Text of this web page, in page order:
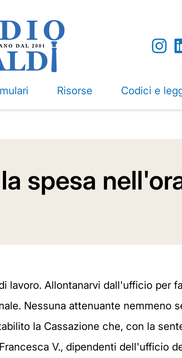
Risorse Codici e
spesa
lavoro. Allontanarvi dall'ufficio per
Nessuna attenuante nemmeno
la Cassazione che, con la
V., dipendenti dell'ufficio